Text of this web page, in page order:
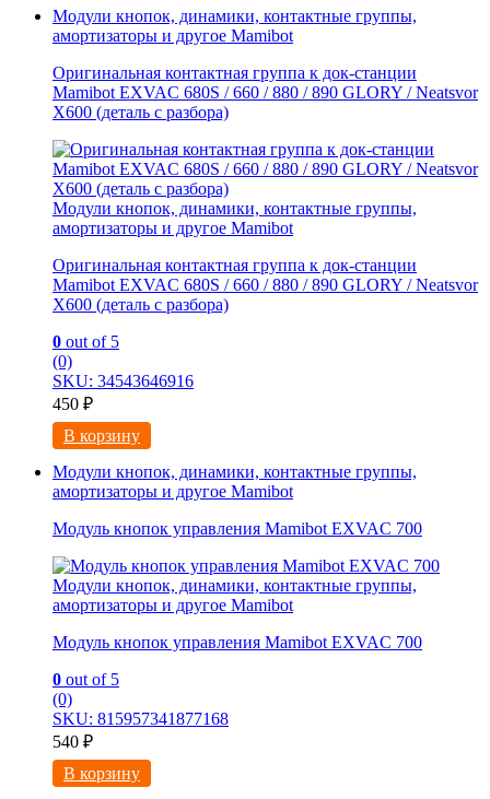
Модули кнопок, динамики, контактные группы,
амортизаторы и другое Mamibot
Оригинальная контактная группа к док-станции
Mamibot EXVAC 680S / 660 / 880 / 890 GLORY / Neatsvor
X600 (деталь с разбора)
Модули кнопок, динамики, контактные группы,
амортизаторы и другое Mamibot
Оригинальная контактная группа к док-станции
Mamibot EXVAC 680S / 660 / 880 / 890 GLORY / Neatsvor
X600 (деталь с разбора)
0 out of 5
(0)
SKU: 34543646916
450 ₽
В корзину
Модули кнопок, динамики, контактные группы,
амортизаторы и другое Mamibot
Модуль кнопок управления Mamibot EXVAC 700
Модули кнопок, динамики, контактные группы,
амортизаторы и другое Mamibot
Модуль кнопок управления Mamibot EXVAC 700
0 out of 5
(0)
SKU: 815957341877168
540 ₽
В корзину